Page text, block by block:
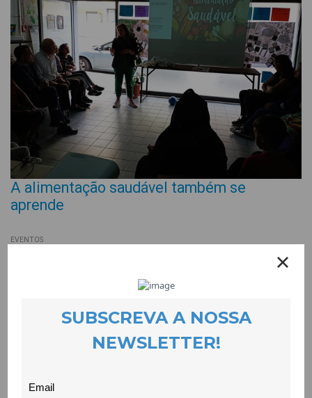
A alimentação saudável também se
aprende
EVENTOS
No âmbito do projecto CLDS.4G.COVILHÃ, decorreu uma
alunos e alunas da Escola Básica de S. Silvestre e respectivos
especializada na área da Saúde Escolar, que abordou as
Como objectivo esta acção pretendeu sensibilizar as crianças,